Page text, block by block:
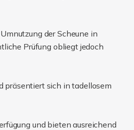
der Scheune in
Prüfung obliegt jedoch
präsentiert sich in tadellosem
und bieten ausreichend